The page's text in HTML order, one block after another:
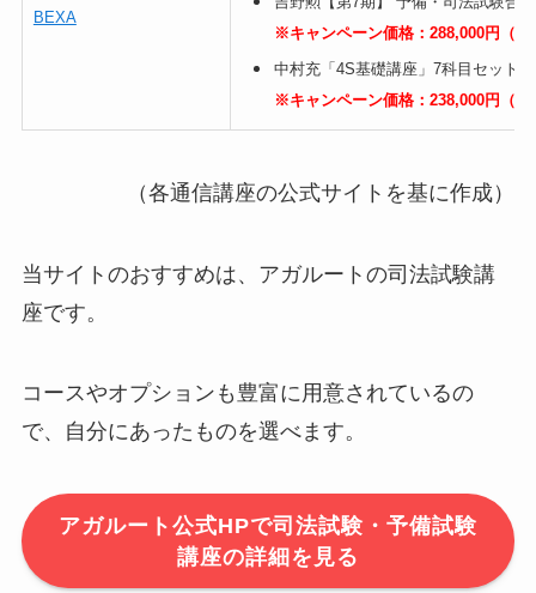
BEXA
※キャンペーン価格：288,000円（税
中村充「4S基礎講座」7科目セット
※キャンペーン価格：238,000円（税
（各通信講座の公式サイトを基に作成）
当サイトのおすすめは、アガルートの司法試験講
座です。
コースやオプションも豊富に用意されているの
で、自分にあったものを選べます。
アガルート公式HPで司法試験・予備試験
講座の詳細を見る